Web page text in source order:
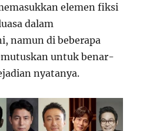
elemen fiksi
dalam
namun di beberapa
untuk benar-
nyatanya.